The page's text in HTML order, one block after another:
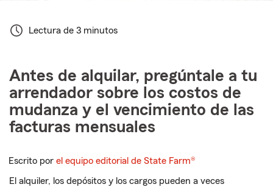
Lectura de 3 minutos
Antes de alquilar, pregúntale a tu
arrendador sobre los costos de
mudanza y el vencimiento de las
facturas mensuales
Escrito porel equipo editorial de State Farm®
El alquiler, los depósitos y los cargos pueden a veces